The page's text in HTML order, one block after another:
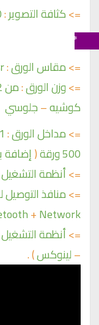
=> كثافة التصوير :
=> مقاس الورق :
=> وزن الورق:من 52 جم
كوشيه–جلوسي
=> مداخل الورق: 1 درج سعة 260 ورقة
500 ورقة
( إضافة
=> أنظمة التشغيل
=> منافذ التوصيل
+ Network
=>أنظمة التشغيل
–لينوكس)
.